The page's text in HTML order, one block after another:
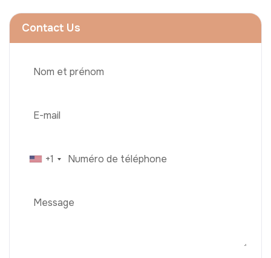
Contact Us
+1